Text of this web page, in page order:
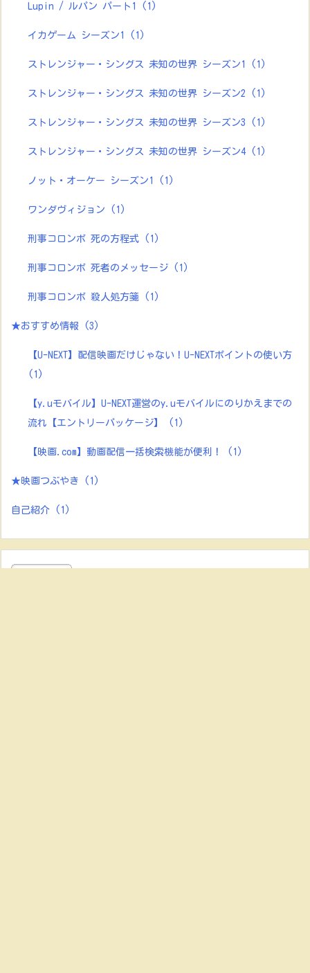
Lupin / ルパン パート1 (1)
イカゲーム シーズン1 (1)
ストレンジャー・シングス 未知の世界 シーズン1 (1)
ストレンジャー・シングス 未知の世界 シーズン2 (1)
ストレンジャー・シングス 未知の世界 シーズン3 (1)
ストレンジャー・シングス 未知の世界 シーズン4 (1)
ノット・オーケー シーズン1 (1)
ワンダヴィジョン (1)
刑事コロンボ 死の方程式 (1)
刑事コロンボ 死者のメッセージ (1)
刑事コロンボ 殺人処方箋 (1)
★おすすめ情報 (3)
【U-NEXT】配信映画だけじゃない！U-NEXTポイントの使い方
(1)
【y.uモバイル】U-NEXT運営のy.uモバイルにのりかえまでの
流れ【エントリーパッケージ】
(1)
【映画.com】動画配信一括検索機能が便利！ (1)
★映画つぶやき (1)
自己紹介 (1)